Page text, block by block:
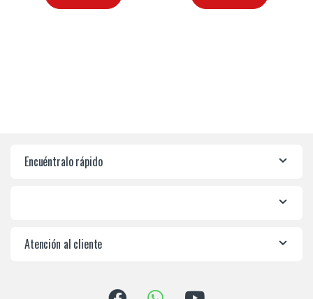
Encuéntralo rápido
Atención al cliente